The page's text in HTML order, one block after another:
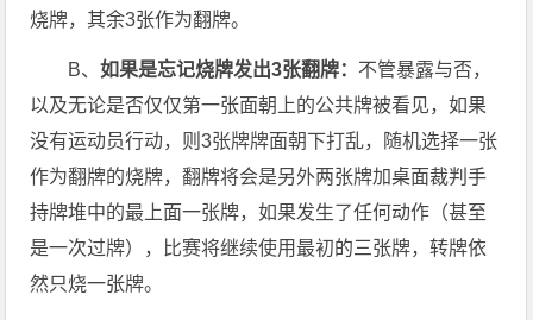
烧牌，其余3张作为翻牌。
B、如果是忘记烧牌发出3张翻牌： 不管暴露与否，
以及无论是否仅仅第一张面朝上的公共牌被看见，如果
没有运动员行动，则3张牌牌面朝下打乱，随机选择一张
作为翻牌的烧牌，翻牌将会是另外两张牌加桌面裁判手
持牌堆中的最上面一张牌，如果发生了任何动作（甚至
是一次过牌），比赛将继续使用最初的三张牌，转牌依
然只烧一张牌。